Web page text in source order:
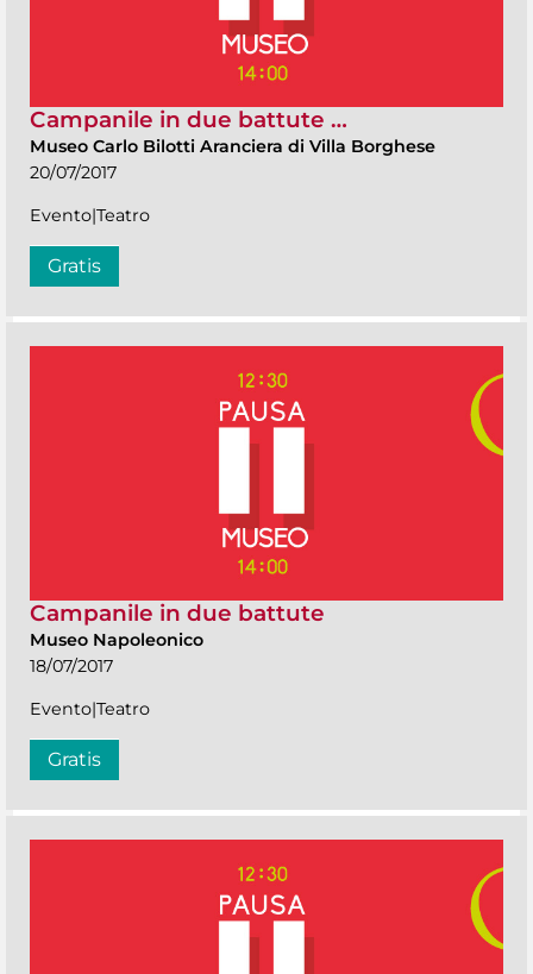
Campanile in due battute …
Museo Carlo Bilotti Aranciera di Villa Borghese
20/07/2017
Evento|Teatro
Gratis
Campanile in due battute
Museo Napoleonico
18/07/2017
Evento|Teatro
Gratis